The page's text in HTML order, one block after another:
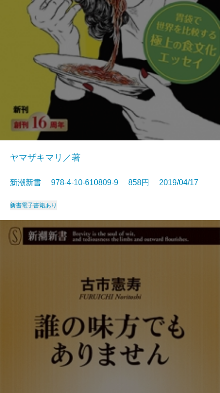
ヤマザキマリ／著
新潮新書 978-4-10-610809-9 858円 2019/04/17
新書電子書籍あり